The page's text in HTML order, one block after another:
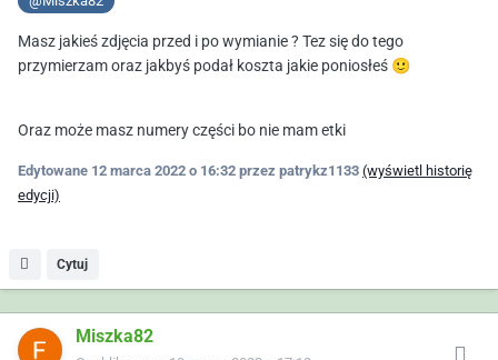
Masz jakieś zdjęcia przed i po wymianie ? Tez się do tego
przymierzam oraz jakbyś podał koszta jakie poniosłeś 🙂
Oraz może masz numery części bo nie mam etki
Edytowane 12 marca 2022 o 16:32 przez patrykz1133 (wyświetl historię
edycji)
Cytuj
Miszka82